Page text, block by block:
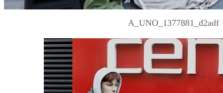
A_UNO_1377881_d2adf